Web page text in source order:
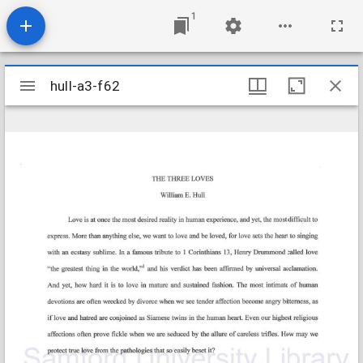
1
Mirador
viewer
hull-a3-f62
hull-a3-f62